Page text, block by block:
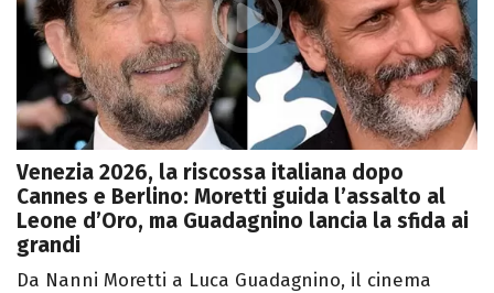
Venezia 2026, la riscossa italiana dopo
Cannes e Berlino: Moretti guida l’assalto al
Leone d’Oro, ma Guadagnino lancia la sfida ai
grandi
Da Nanni Moretti a Luca Guadagnino, il cinema